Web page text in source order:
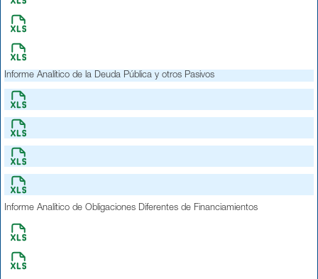
Informe Analítico de la Deuda Pública y otros Pasivos
Informe Analítico de Obligaciones Diferentes de Financiamientos